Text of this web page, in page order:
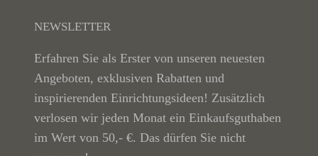
NEWSLETTER
Erfahren Sie als Erster von unseren neuesten
Angeboten, exklusiven Rabatten und
inspirierenden Einrichtungsideen! Zusätzlich
verlosen wir jeden Monat ein Einkaufsguthaben
im Wert von 50,- €. Das dürfen Sie nicht